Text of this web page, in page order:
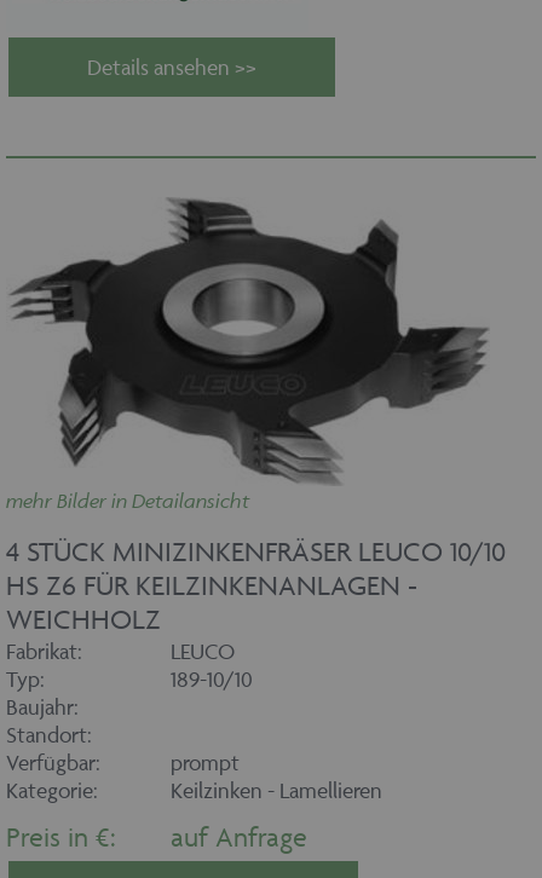
Details ansehen >>
mehr Bilder in Detailansicht
4 STÜCK MINIZINKENFRÄSER LEUCO 10/10
HS Z6 FÜR KEILZINKENANLAGEN -
WEICHHOLZ
Fabrikat:
LEUCO
Typ:
189-10/10
Baujahr:
Standort:
Verfügbar:
prompt
Kategorie:
Keilzinken - Lamellieren
Preis in €: auf Anfrage